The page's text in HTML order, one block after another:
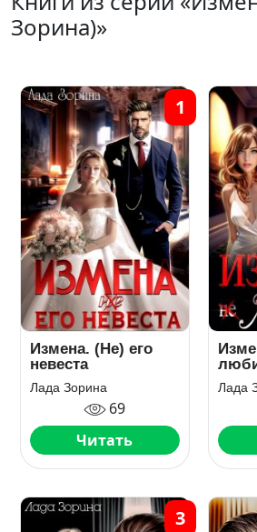
Зорина)»
Измена. (Не) его
невеста
Лада Зорина
69
Читать
1
Лада
3